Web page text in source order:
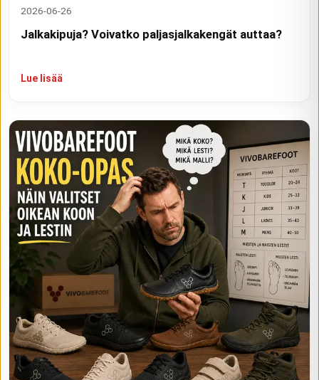
2026-06-26
Jalkakipuja? Voivatko paljasjalkakengät auttaa?
Lue lisää